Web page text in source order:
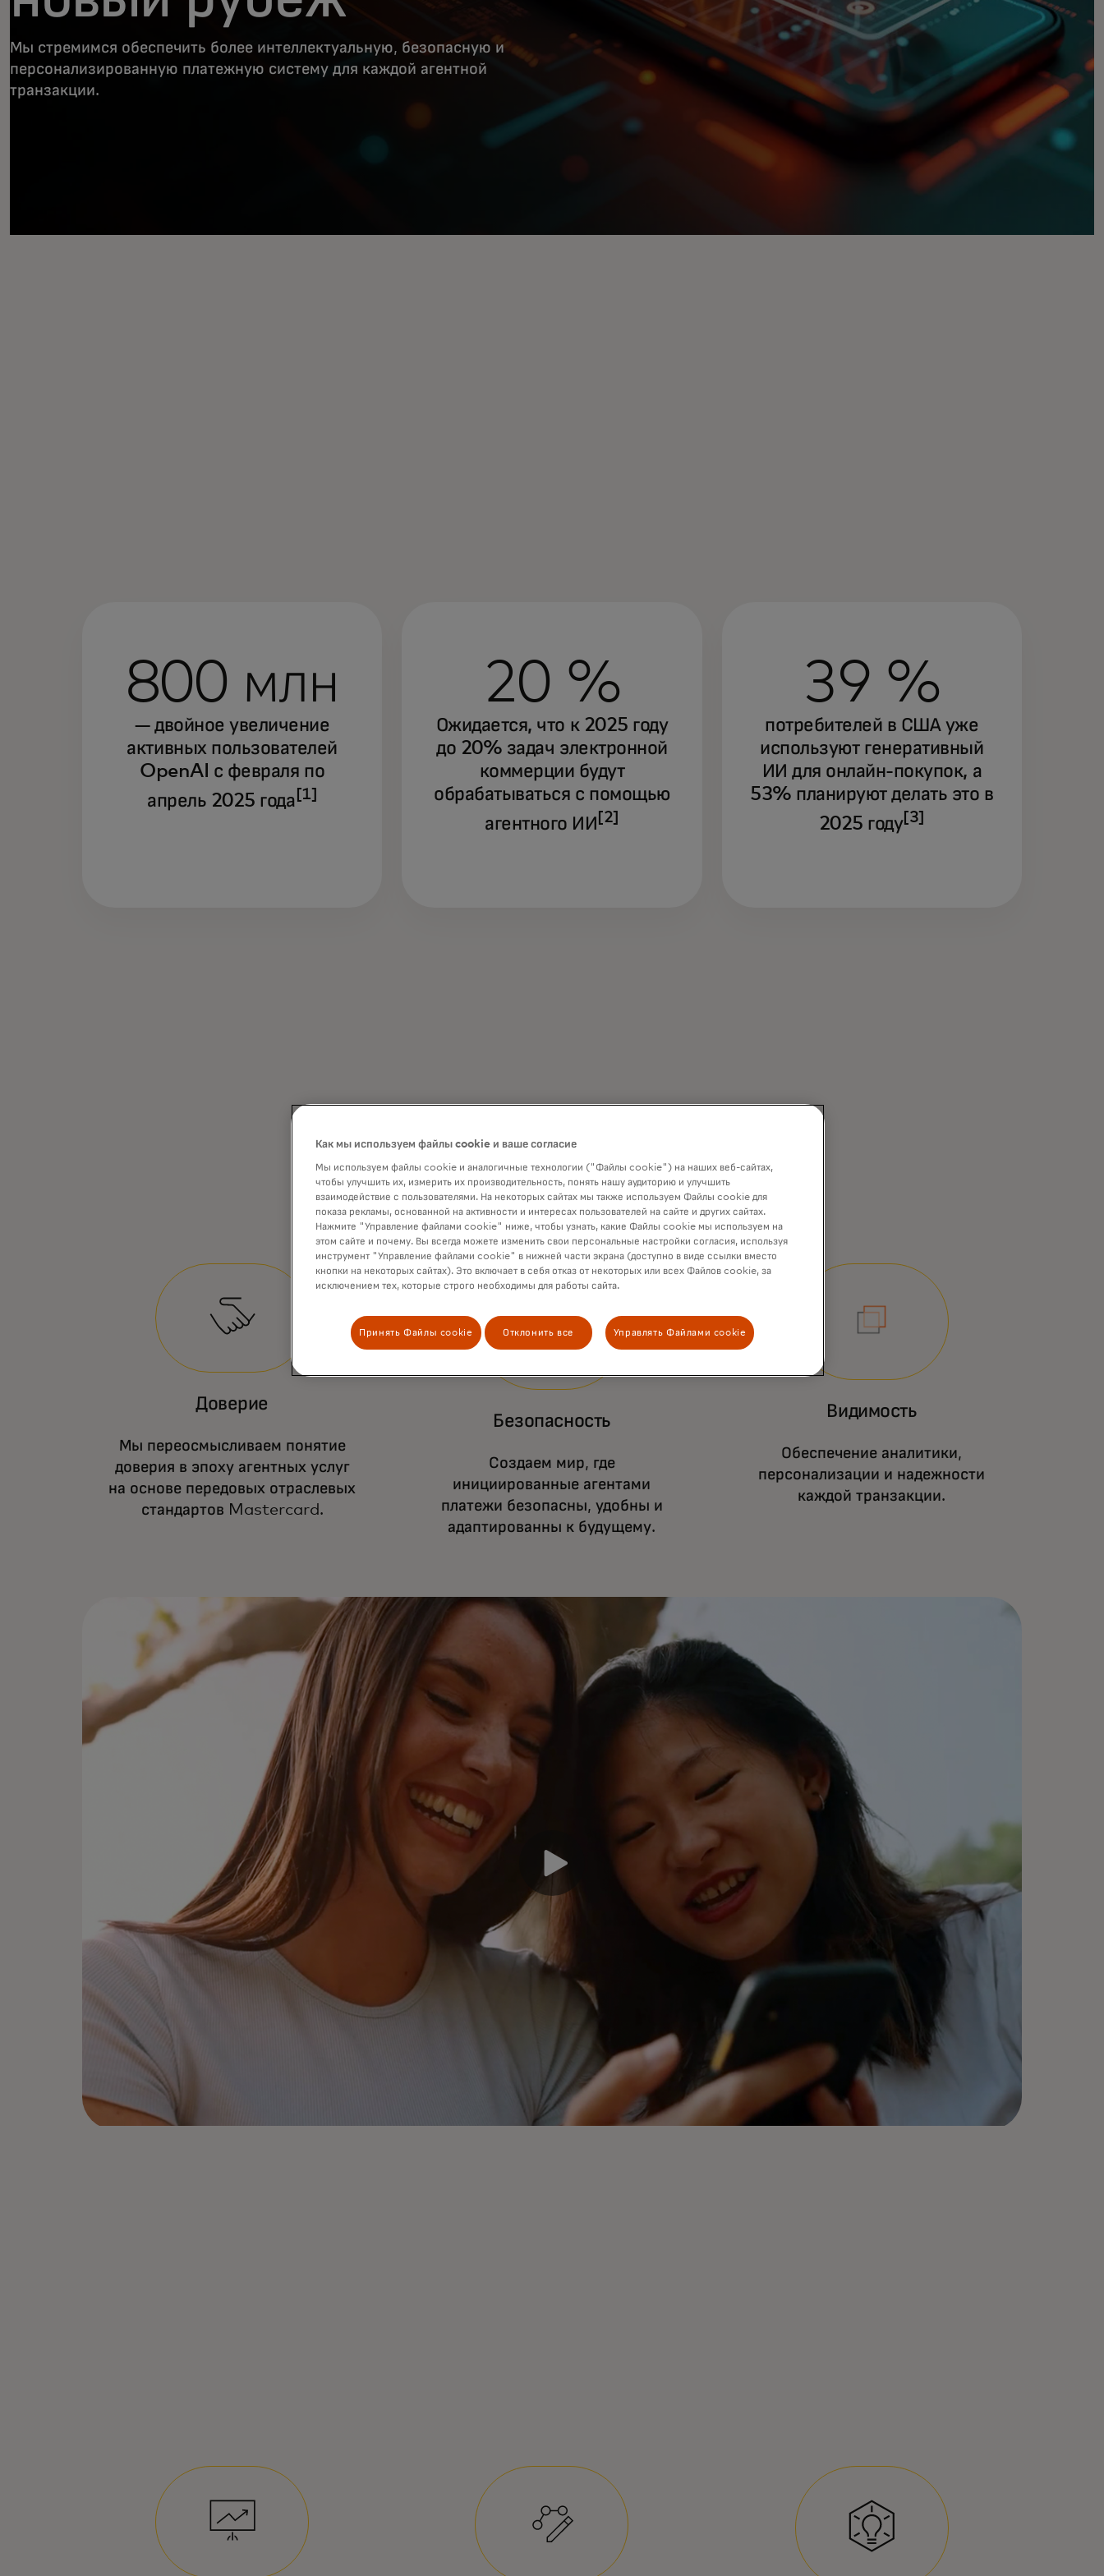
Мы стремимся обеспечить более интеллектуальную, безопасную и
персонализированную платежную систему для каждой агентной
транзакции.
Потребители быстро переходят с
традиционных поисковых систем на
искусственный интеллект для поиска
товаров и совершения покупок.
800 млн
— двойное увеличение
активных пользователей
OpenAI с февраля по
апрель 2025 года [1]
20 %
Ожидается, что к 2025 году
до 20% задач электронной
коммерции будут
обрабатываться с помощью
агентного ИИ [2]
39 %
потребителей в США уже
используют генеративный
ИИ для онлайн-покупок, а
53% планируют делать это в
2025 году[3]
Новая инфраструктура Mastercard
масштабируемых и надежных
платежей в сфере агентной
коммерции.
Доверие
Мы переосмысливаем понятие
доверия в эпоху агентных услуг
на основе передовых отраслевых
стандартов Mastercard.
Безопасность
Создаем мир, где
инициированные агентами
платежи безопасны, удобны и
адаптированны к будущему.
Видимость
Обеспечение аналитики,
персонализации и надежности
каждой транзакции.
Как мы используем файлы cookie и ваше согласие
Мы используем файлы cookie и аналогичные технологии ("Файлы cookie") на наших веб-сайтах,
чтобы улучшить их, измерить их производительность, понять нашу аудиторию и улучшить
взаимодействие с пользователями. На некоторых сайтах мы также используем Файлы cookie для
показа рекламы, основанной на активности и интересах пользователей на сайте и других сайтах.
Нажмите "Управление файлами cookie" ниже, чтобы узнать, какие Файлы cookie мы используем на
этом сайте и почему. Вы всегда можете изменить свои персональные настройки согласия, используя
инструмент "Управление файлами cookie" в нижней части экрана (доступно в виде ссылки вместо
кнопки на некоторых сайтах). Это включает в себя отказ от некоторых или всех Файлов cookie, за
исключением тех, которые строго необходимы для работы сайта.
Принять Файлы cookie Отклонить все Управлять Файлами cookie